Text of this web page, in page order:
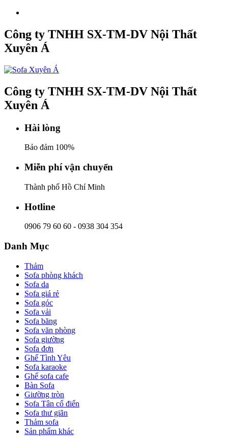
Công ty TNHH SX-TM-DV Nội Thất
Xuyên Á
Công ty TNHH SX-TM-DV Nội Thất
Xuyên Á
Hài lòng
Bảo đảm 100%
Miễn phí vận chuyển
Thành phố Hồ Chí Minh
Hotline
0906 79 60 60 - 0938 304 354
Danh Mục
Thảm
Sofa phòng khách
Sofa da
Sofa giá rẻ
Sofa góc
Sofa vải
Sofa băng
Sofa văn phòng
Sofa giường
Sofa đơn
Ghế Tình Yêu
Sofa karaoke
Ghế sofa cafe
Bàn Sofa
Giường tròn
Sofa Tân cổ điển
Sofa thư giãn
Thảm sofa
Sản phẩm khác